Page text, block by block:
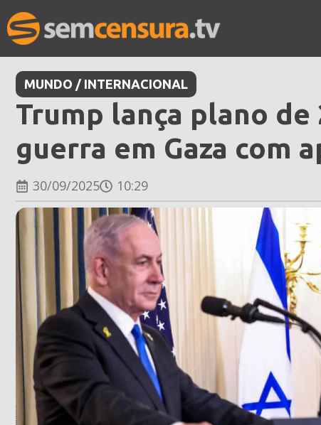
MUNDO / INTERNACIONAL
Trump lança plano
guerra em Gaza com
30/09/2025 10:29